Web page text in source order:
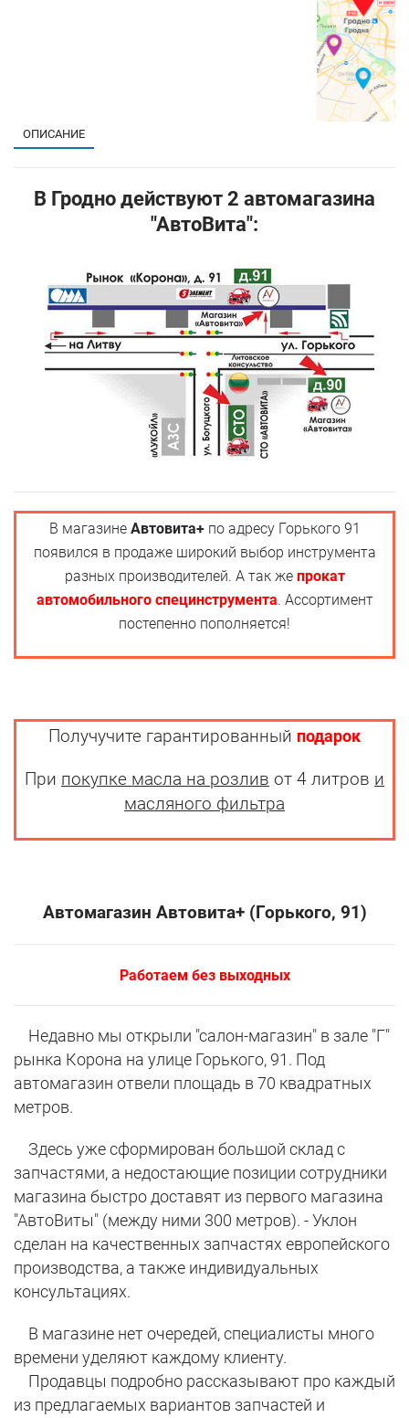
ОПИСАНИЕ
В Гродно действуют 2 автомагазина
"АвтоВита":
В магазине Автовита+по адресу Горького 91
появился в продаже широкий выбор инструмента
разных производителей. А так же прокат
автомобильного специнструмента. Ассортимент
постепенно пополняется!
Получучите гарантированный подарок
При покупке масла на розлив от 4 литров и
масляного фильтра
Автомагазин Автовита+ (Горького, 91)
Работаем без выходных
Недавно мы открыли "салон-магазин" в зале "Г"
рынка Корона на улице Горького, 91. Под
автомагазин отвели площадь в 70 квадратных
метров.
Здесь уже сформирован большой склад с
запчастями, а недостающие позиции сотрудники
магазина быстро доставят из первого магазина
"АвтоВиты" (между ними 300 метров). - Уклон
сделан на качественных запчастях европейского
производства, а также индивидуальных
консультациях.
В магазине нет очередей, специалисты много
времени уделяют каждому клиенту.
Продавцы подробно рассказывают про каждый
из предлагаемых вариантов запчастей и